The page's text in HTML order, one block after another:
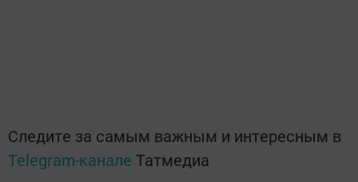
Следите за самым важным и интересным в
Telegram-канале Татмедиа